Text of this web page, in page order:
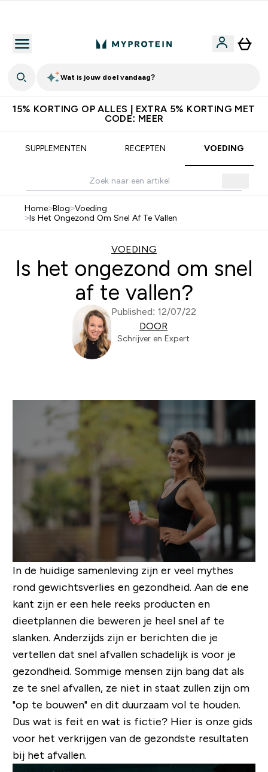
Wat is jouw doel vandaag?
15% KORTING OP ALLES | EXTRA 5% KORTING MET
CODE: MEER
SUPPLEMENTEN RECEPTEN VOEDING
Home>Blog>Voeding
>Is Het Ongezond Om Snel Af Te Vallen
VOEDING
Is het ongezond om snel
af te vallen?
Published: 12/07/22
DOOR
Schrijver en Expert
In de huidige samenleving zijn er veel mythes
rond gewichtsverlies en gezondheid. Aan de ene
kant zijn er een hele reeks producten en
dieetplannen die beweren je heel snel af te
slanken. Anderzijds zijn er berichten die je
vertellen dat snel afvallen schadelijk is voor je
gezondheid. Sommige mensen zijn bang dat als
ze te snel afvallen, ze niet in staat zullen zijn om
"op te bouwen" en dit duurzaam vol te houden.
Dus wat is feit en wat is fictie? Hier is onze gids
voor het verkrijgen van de gezondste resultaten
bij het afvallen.